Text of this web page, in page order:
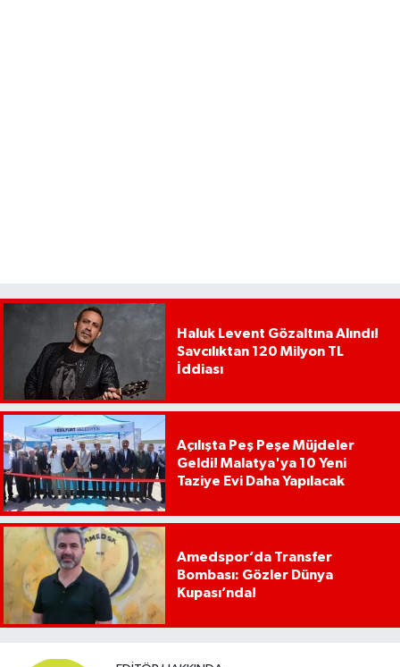
Haluk Levent Gözaltına Alındı!
Savcılıktan 120 Milyon TL
İddiası
Açılışta Peş Peşe Müjdeler
Geldi! Malatya'ya 10 Yeni
Taziye Evi Daha Yapılacak
Amedspor’da Transfer
Bombası: Gözler Dünya
Kupası’nda!